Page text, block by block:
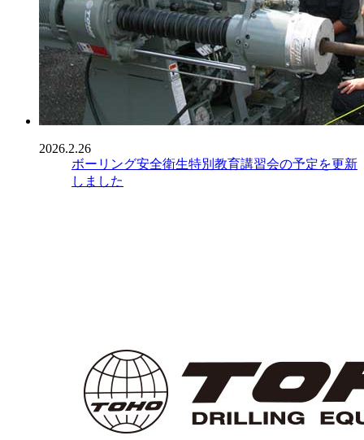
2026.2.26
ボーリング安全衛生特別教育講習会の予定を更新
しました